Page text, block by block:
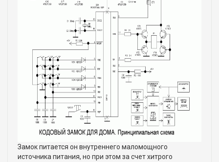
Замок питается он внутреннего маломощного
источника питания, но при этом за счет хитрого